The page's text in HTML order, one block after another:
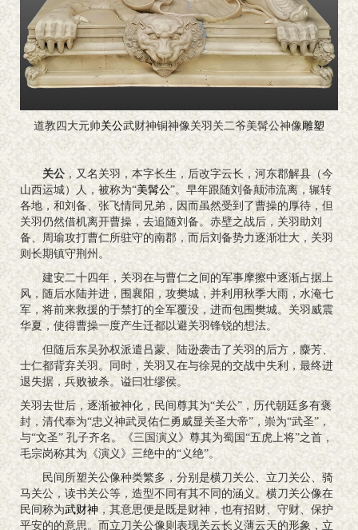
道教四大元帅关公武财神铜神像关羽关二爷美髯公神像雕塑
关公，又名关羽，本字长生，后改字云长，河东郡解县（今
山西运城）人，被称为“美髯公”。早年跟随刘备颠沛流离，辗转
各地，和刘备、张飞情同兄弟，因而虽然受到了曹操的厚待，但
关羽仍然借机离开曹操，去追随刘备。赤壁之战后，关羽助刘
备、周瑜攻打曹仁所驻守的南郡，而后刘备势力逐渐壮大，关羽
则长期镇守荆州。
建安二十四年，关羽在与曹仁之间的军事摩擦中逐渐占据上
风，随后水陆并进，围襄阳，攻樊城，并利用秋季大雨，水淹七
军，将前来救援的于禁打的全军覆没，进而包围樊城。关羽威震
华夏，使得曹操一度产生迁都以避关羽锋锐的想法。
但随后东吴孙权派遣吕蒙、陆逊袭击了关羽的后方，麋芳、
士仁都背弃关羽。同时，关羽又在与徐晃的交战中失利，最终进
退失据，兵败被杀。谥曰壮缪侯。
关羽去世后，逐渐被神化，民间尊其为“关公”，历代朝廷多有褒
封，清代奉为“忠义神武灵佑仁勇威显关圣大帝”，崇为“武圣”，
与“文圣” 孔子齐名。《三国演义》尊其为蜀国“五虎上将”之首，
毛宗岗称其为《演义》三绝中的“义绝”。
民间所塑关公像种类繁多，分别是横刀关公、立刀关公、骑
马关公，读书关公等，造型不同有其不同的涵义。横刀关公像在
民间称为武财神 ，其意思便是既是财神，也有招财、守财、保护
平安的的意思。而立刀关公像则表现关云长义薄云天的形象，立